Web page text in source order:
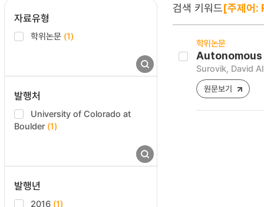
자료유형
학위논문 (1)
발행처
University of Colorado at
Boulder (1)
발행년
2016 (1)
검색 키워드[주제어:
학위논문
Surovik, David
원문보기